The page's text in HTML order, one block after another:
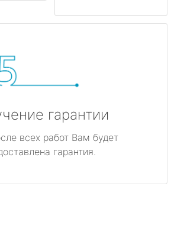
гарантии
всех работ Вам будет
гарантия.